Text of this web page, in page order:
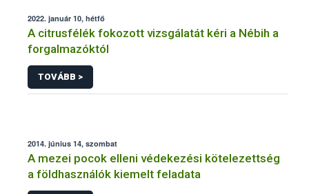
2022. január 10, hétfő
A citrusfélék fokozott vizsgálatát kéri a Nébih a
forgalmazóktól
TOVÁBB >
2014. június 14, szombat
A mezei pocok elleni védekezési kötelezettség
a földhasználók kiemelt feladata